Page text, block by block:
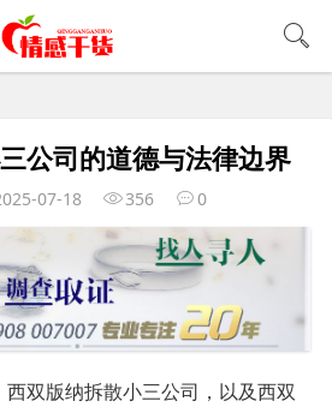
公司的道德与法律边界
07-18 356 0
双版纳拆散小三公司，以及西双